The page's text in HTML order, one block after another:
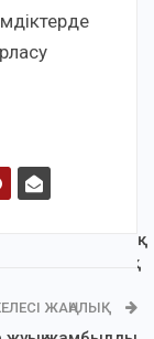
ЖАҢАЛЫҚ